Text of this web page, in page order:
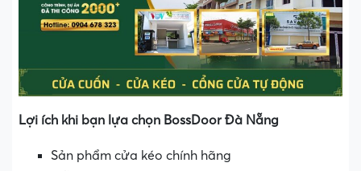
Lợi ích khi bạn lựa chọn BossDoor Đà Nẵng
Sản phẩm cửa kéo chính hãng